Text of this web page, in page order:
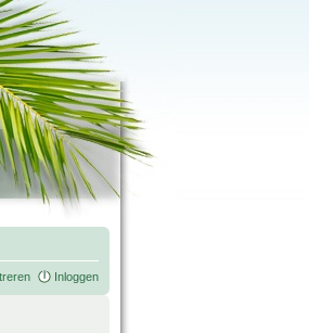
Inloggen